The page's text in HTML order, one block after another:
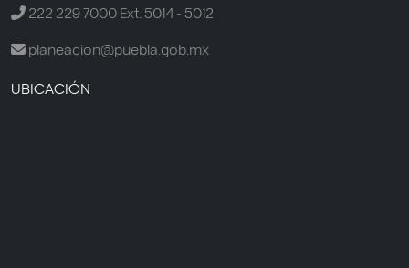
222 229 7000 Ext. 5014 - 5012
planeacion@puebla.gob.mx
UBICACIÓN